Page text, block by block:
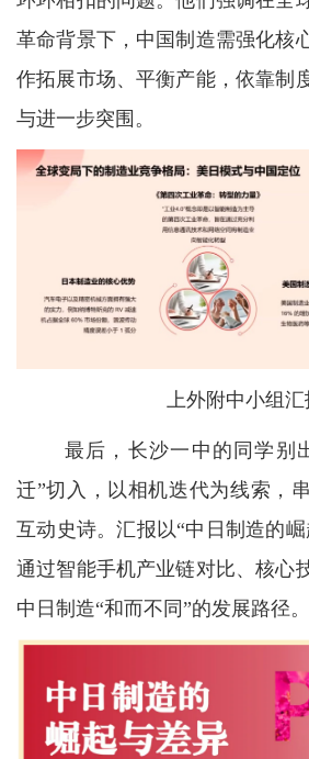
革命背景下，中国制造需强化核
作拓展市场、平衡产能，依靠制
与进一步突围。
上外附中小组汇
最后，长沙一中的同学别
迁”切入，以相机迭代为线索，
互动史诗。汇报以“中日制造的崛
通过智能手机产业链对比、核心
中日制造“和而不同”的发展路径。